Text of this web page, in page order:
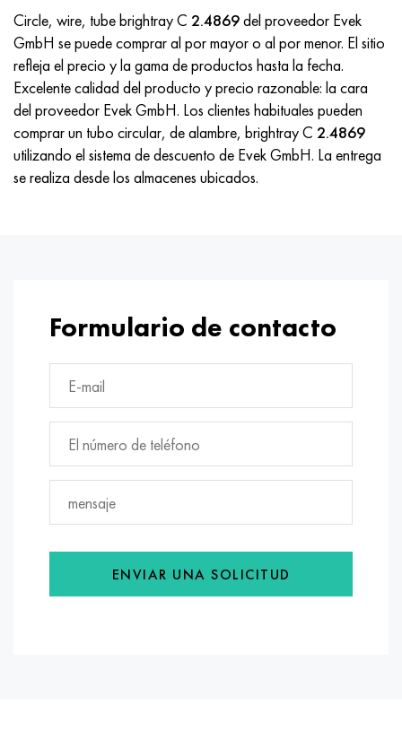
Circle, wire, tube brightray C 2.4869del proveedor Evek
GmbH se puede comprar al por mayor o al por menor. El sitio
refleja el precio y la gama de productos hasta la fecha.
Excelente calidad del producto y precio razonable: la cara
del proveedor Evek GmbH. Los clientes habituales pueden
comprar un tubo circular, de alambre, brightray C 2.4869
utilizando el sistema de descuento de Evek GmbH. La entrega
se realiza desde los almacenes ubicados.
Formulario de contacto
ENVIAR UNA SOLICITUD
Hastelloy x
udimet 500
udimet 720
A40G, 44smn28, 1.0762, 46s20